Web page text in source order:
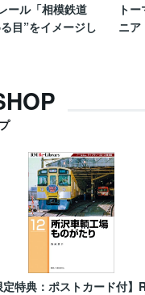
ール「相模鉄道
目”をイメージし
ト
ニア
定特典：ポストカード付】